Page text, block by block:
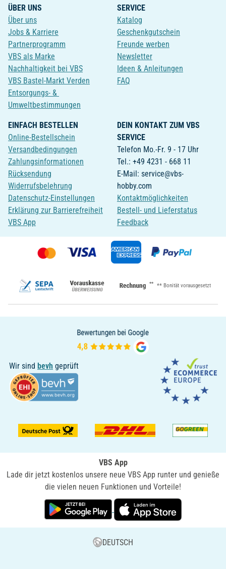
ÜBER UNS
Über uns
Jobs & Karriere
Partnerprogramm
VBS als Marke
Nachhaltigkeit bei VBS
VBS Bastel-Markt Verden
Entsorgungs- &
Umweltbestimmungen
SERVICE
Katalog
Geschenkgutschein
Freunde werben
Newsletter
Ideen & Anleitungen
FAQ
EINFACH BESTELLEN
Online-Bestellschein
Versandbedingungen
Zahlungsinformationen
Rücksendung
Widerrufsbelehrung
Datenschutz-Einstellungen
Erklärung zur Barrierefreiheit
VBS App
DEIN KONTAKT ZUM VBS
SERVICE
Telefon Mo.-Fr. 9 - 17 Uhr
Tel.: +49 4231 - 668 11
E-Mail: service@vbs-
hobby.com
Kontaktmöglichkeiten
Bestell- und Lieferstatus
Feedback
** ** Bonität vorausgesetzt
Wir sind bevh geprüft
VBS App
Lade dir jetzt kostenlos unsere neue VBS App runter und genieße
die vielen neuen Funktionen und Vorteile!
DEUTSCH